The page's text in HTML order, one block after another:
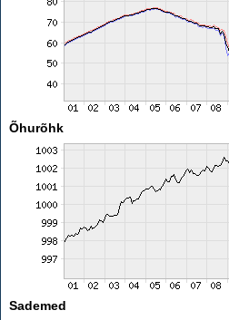
Õhurõhk
Sademed